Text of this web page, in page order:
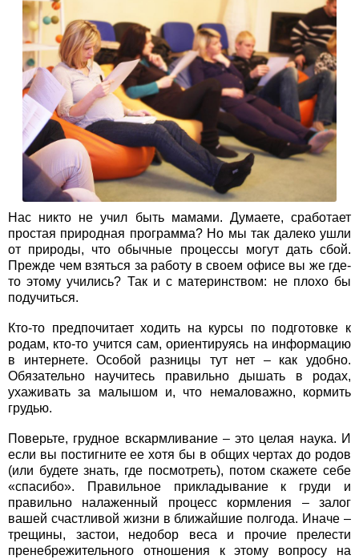
Нас никто не учил быть мамами. Думаете, сработает
простая природная программа? Но мы так далеко ушли
от природы, что обычные процессы могут дать сбой.
Прежде чем взяться за работу в своем офисе вы же где-
то этому учились? Так и с материнством: не плохо бы
подучиться.
Кто-то предпочитает ходить на курсы по подготовке к
родам, кто-то учится сам, ориентируясь на информацию
в интернете. Особой разницы тут нет – как удобно.
Обязательно научитесь правильно дышать в родах,
ухаживать за малышом и, что немаловажно, кормить
грудью.
Поверьте, грудное вскармливание – это целая наука. И
если вы постигните ее хотя бы в общих чертах до родов
(или будете знать, где посмотреть), потом скажете себе
«спасибо». Правильное прикладывание к груди и
правильно налаженный процесс кормления – залог
вашей счастливой жизни в ближайшие полгода. Иначе –
трещины, застои, недобор веса и прочие прелести
пренебрежительного отношения к этому вопросу на